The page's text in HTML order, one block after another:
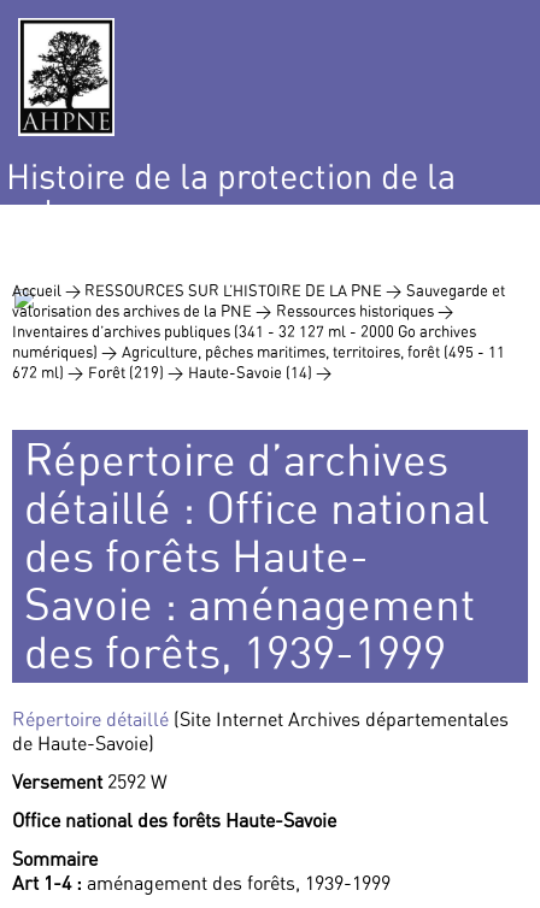
Histoire de la protection de la
nature
Accueil > RESSOURCES SUR L’HISTOIRE DE LA PNE > Sauvegarde et
valorisation des archives de la PNE > Ressources historiques >
Inventaires d’archives publiques (341 - 32 127 ml - 2000 Go archives
numériques) > Agriculture, pêches maritimes, territoires, forêt (495 - 11
672 ml) > Forêt (219) > Haute-Savoie (14) >
Répertoire d’archives
détaillé : Office national
des forêts Haute-
Savoie : aménagement
des forêts, 1939-1999
Répertoire détaillé (Site Internet Archives départementales
de Haute-Savoie)
Versement 2592 W
Office national des forêts Haute-Savoie
Sommaire
Art 1-4 : aménagement des forêts, 1939-1999